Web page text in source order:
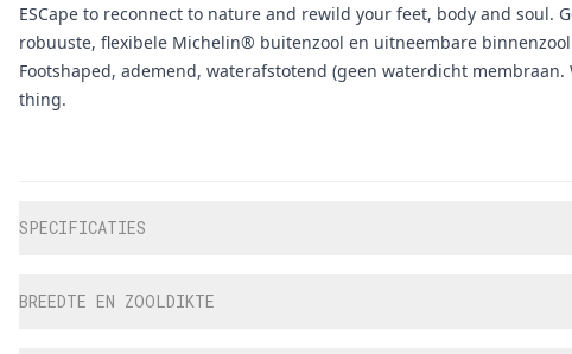
ESCape to reconnect to nature and rewild your feet, body and
robuuste, flexibele Michelin® buitenzool en uitneembare
Footshaped, ademend, waterafstotend (geen waterdicht
thing.
SPECIFICATIES
BREEDTE EN ZOOLDIKTE